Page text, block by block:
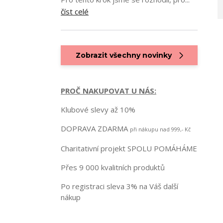
číst celé
Zobrazit všechny novinky
PROČ NAKUPOVAT U NÁS:
Klubové slevy až 10%
DOPRAVA ZDARMA při nákupu nad 999,- Kč
Charitativní projekt SPOLU POMÁHÁME
Přes 9 000 kvalitních produktů
Po registraci sleva 3% na Váš další
nákup